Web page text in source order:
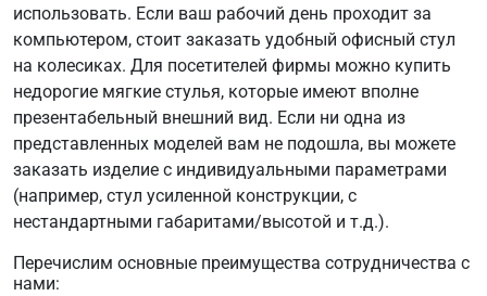
использовать. Если ваш рабочий день проходит за
компьютером, стоит заказать удобный офисный стул
на колесиках. Для посетителей фирмы можно купить
недорогие мягкие стулья, которые имеют вполне
презентабельный внешний вид. Если ни одна из
представленных моделей вам не подошла, вы можете
заказать изделие с индивидуальными параметрами
(например, стул усиленной конструкции, с
нестандартными габаритами/высотой и т.д.).
Перечислим основные преимущества сотрудничества с
нами: